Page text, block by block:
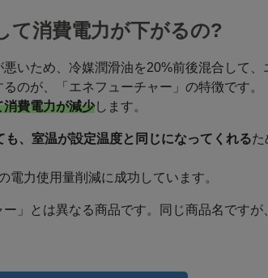
て消費電力が下がるの?
いため、冷媒潤滑油を20%前後混合して
るのが、「エネフューチャー」の特徴です。
費電力が減少します。
、室温が設定温度と同じになってくれるた
力使用量削減に成功しています。
」とは異なる商品です。同じ商品名です